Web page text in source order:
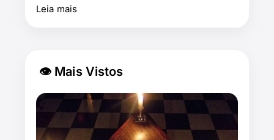
Dead by AMC exibe as 11 temporadas de graça
Leia mais
👁 Mais Vistos